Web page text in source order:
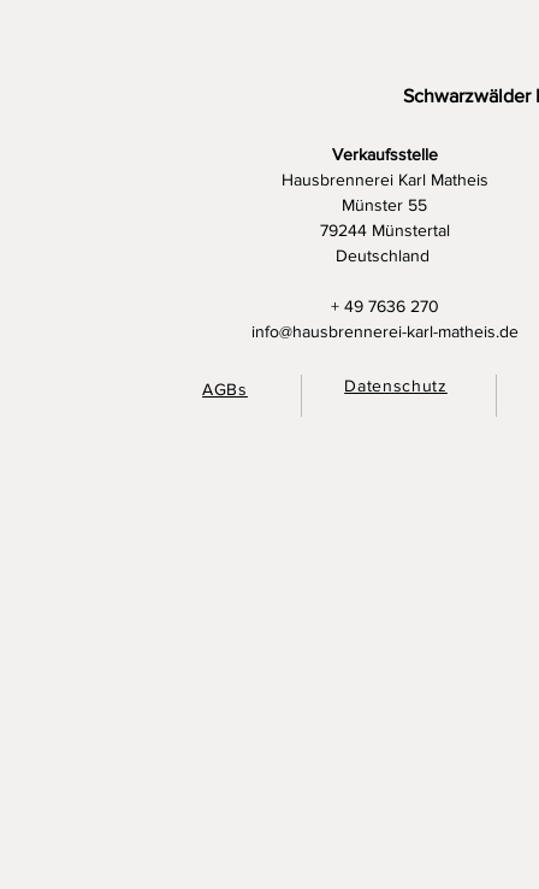
Schwarzwälder
Verkaufsstelle
Hausbrennerei Karl Matheis
Münster 55
79244 Münstertal
Deutschland
+ 49 7636 270
info@hausbrennerei-karl-matheis.de
AGBs Datenschutz